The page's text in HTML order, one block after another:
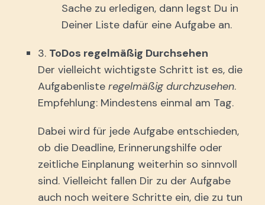
Sache zu erledigen, dann legst Du in
Deiner Liste dafür eine Aufgabe an.
3. ToDos regelmäßig Durchsehen
Der vielleicht wichtigste Schritt ist es, die
Aufgabenliste regelmäßig durchzusehen.
Empfehlung: Mindestens einmal am Tag.
Dabei wird für jede Aufgabe entschieden,
ob die Deadline, Erinnerungshilfe oder
zeitliche Einplanung weiterhin so sinnvoll
sind. Vielleicht fallen Dir zu der Aufgabe
auch noch weitere Schritte ein, die zu tun